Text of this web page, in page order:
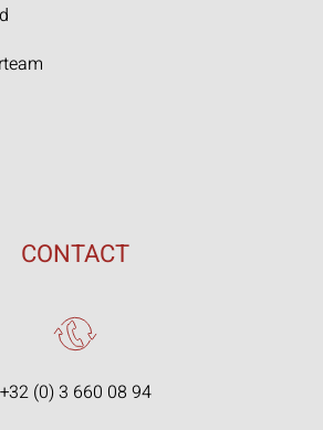
CONTACT
+32 (0) 3 660 08 94